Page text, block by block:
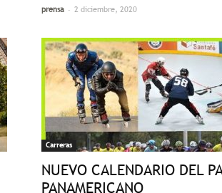
prensa - 2 diciembre, 2020
Carreras
NUEVO CALENDARIO DEL
PANAMERICANO